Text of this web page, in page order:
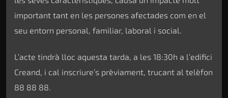
important tant en les persones afectades com en el
seu entorn personal, familiar, laboral i social.
L’acte tindrà lloc aquesta tarda, a les 18:30h a l’edifici
Creand, i cal inscriure’s prèviament, trucant al telèfon
88 88 88.